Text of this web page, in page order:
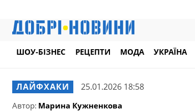
ШОУ-БІЗНЕС РЕЦЕПТИ МОДА УКРАЇНА
ЛАЙФХАКИ 25.01.2026 18:58
Автор: Марина Кужненкова